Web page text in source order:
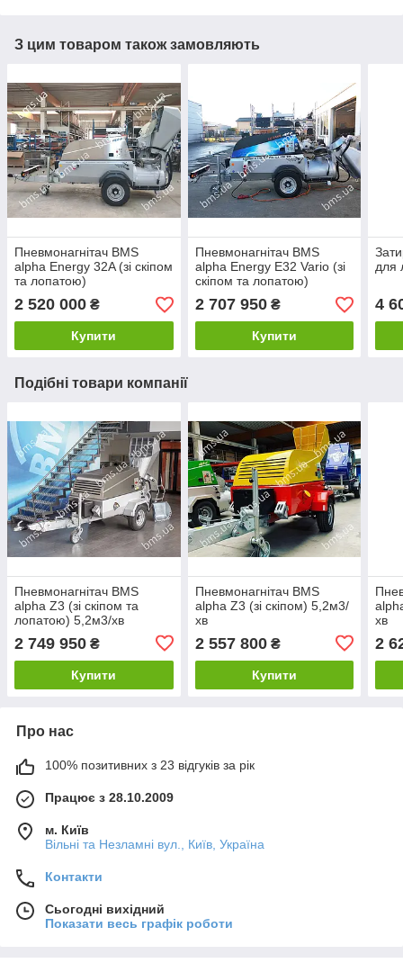
З цим товаром також замовляють
Пневмонагнітач BMS
alpha Energy 32A (зі скіпом
та лопатою)
2 520 000 ₴
Купити
Пневмонагнітач BMS
alpha Energy E32 Vario (зі
скіпом та лопатою)
2 707 950₴
Купити
для
4
Подібні товари компанії
Пневмонагнітач BMS
alpha Z3 (зі скіпом та
лопатою) 5,2м3/хв
2 749 950 ₴
Купити
Пневмонагнітач BMS
alpha Z3 (зі скіпом) 5,2м3/
хв
2 557 800₴
Купити
хв
2
Про нас
100% позитивних з 23 відгуків за рік
Працює з 28.10.2009
м. Київ
Вільні та Незламні вул., Київ, Україна
Контакти
Сьогодні вихідний
Показати весь графік роботи